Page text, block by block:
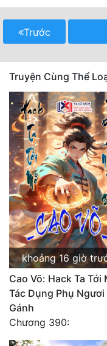
Học Đường
Khoa Huyễn
Khoa Huyễn Không Gian
Kinh Dị
Kiếm Hiệp
Kỳ Huyễn
Kỳ Ảo
Linh Dị
Làm Giàu
Lịch Sử
Mạt Thế
Trước
Truyện Cùng Thể
khoảng 16 giờ
Cao Võ: Hack Ta Tới
Tác Dụng Phụ Ngươi
Gánh
Chương 390: